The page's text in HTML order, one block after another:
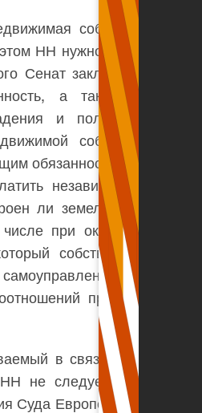
собственность, и
НН нужно уплачивать и
Сенат заключил, что НН
а также с прямо
и пользования. За
собственности в
обязанность платить НН
независимо от того,
ли земельный участок,
при оказании услуги
собственник земли,
напрямую
принудительной
в связи с оказанной
не следует включать в
Суда Европейского союза,